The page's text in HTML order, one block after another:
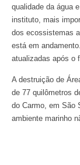
qualidade da água
instituto, mais
dos ecossistemas
está em
atualizadas após o
A destruição de
de 77 quilômetros
do Carmo, em São
ambiente marinho